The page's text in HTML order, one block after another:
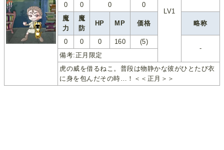
LV1
0
0 0
0
魔
力
魔
防
HP MP 価格 略称
0 0 0 160
(5)
-
備考:正月限定
虎の威を借るねこ。普段は物静かな彼がひとたび衣
に身を包んだその時…！＜＜正月＞＞